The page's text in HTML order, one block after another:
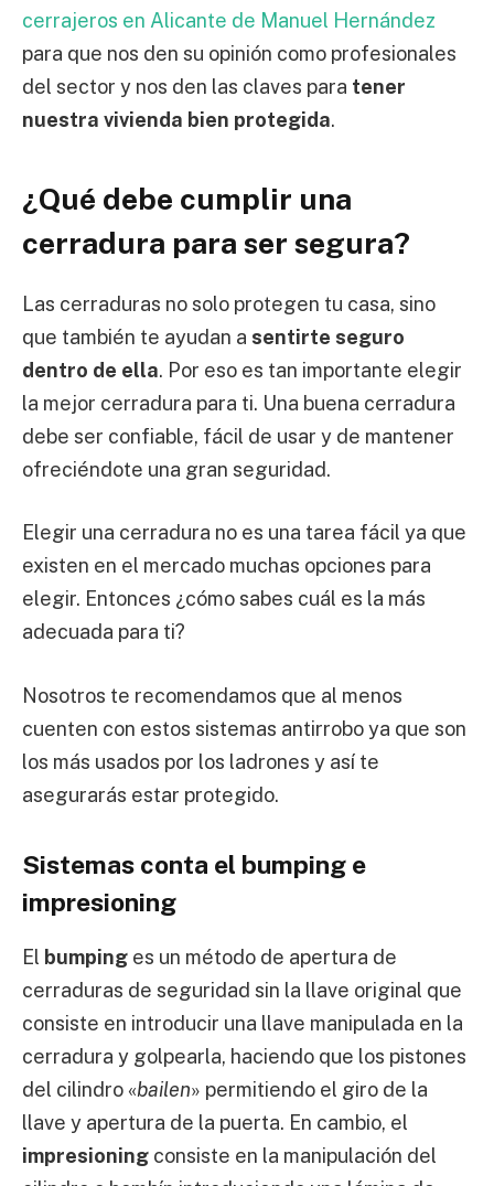
cerrajeros en Alicante de Manuel Hernández
para que nos den su opinión como profesionales
del sector y nos den las claves para tener
nuestra vivienda bien protegida.
¿Qué debe cumplir una
cerradura para ser segura?
Las cerraduras no solo protegen tu casa, sino
que también te ayudan a sentirte seguro
dentro de ella. Por eso es tan importante elegir
la mejor cerradura para ti. Una buena cerradura
debe ser confiable, fácil de usar y de mantener
ofreciéndote una gran seguridad.
Elegir una cerradura no es una tarea fácil ya que
existen en el mercado muchas opciones para
elegir. Entonces ¿cómo sabes cuál es la más
adecuada para ti?
Nosotros te recomendamos que al menos
cuenten con estos sistemas antirrobo ya que son
los más usados por los ladrones y así te
asegurarás estar protegido.
Sistemas conta el bumping e
impresioning
El bumping es un método de apertura de
cerraduras de seguridad sin la llave original que
consiste en introducir una llave manipulada en la
cerradura y golpearla, haciendo que los pistones
del cilindro «bailen» permitiendo el giro de la
llave y apertura de la puerta. En cambio, el
impresioning consiste en la manipulación del